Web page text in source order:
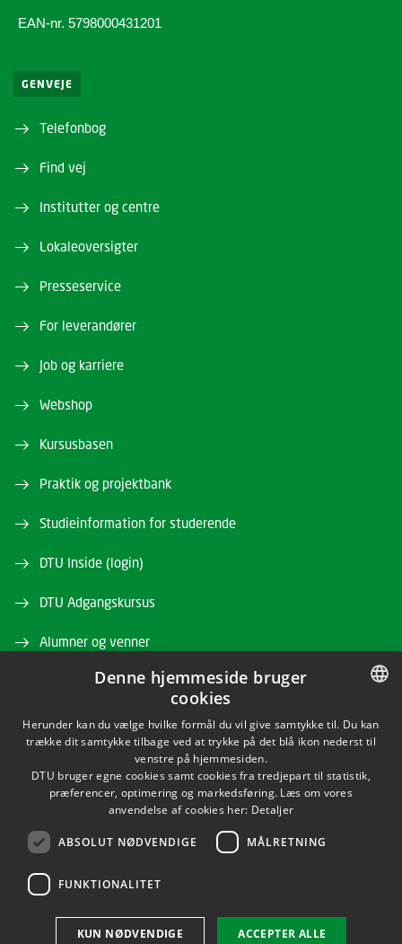
EAN-nr. 5798000431201
GENVEJE
Telefonbog
Find vej
Institutter og centre
Lokaleoversigter
Presseservice
For leverandører
Job og karriere
Webshop
Kursusbasen
Praktik og projektbank
Studieinformation for studerende
DTU Inside (login)
DTU Adgangskursus
Alumner og venner
DTU Bibliotek
DTU Orbit
LINKEDIN
DANISH
ENGLISH
Denne hjemmeside bruger
cookies
Herunder kan du vælge hvilke formål du vil give samtykke til. Du kan
trække dit samtykke tilbage ved at trykke på det blå ikon nederst til
venstre på hjemmesiden.
DTU bruger egne cookies samt cookies fra tredjepart til statistik,
præferencer, optimering og markedsføring. Læs om vores
anvendelse af cookies her: Detaljer
ABSOLUT NØDVENDIGE MÅLRETNING
FUNKTIONALITET
ACCEPTER ALLE
KUN NØDVENDIGE